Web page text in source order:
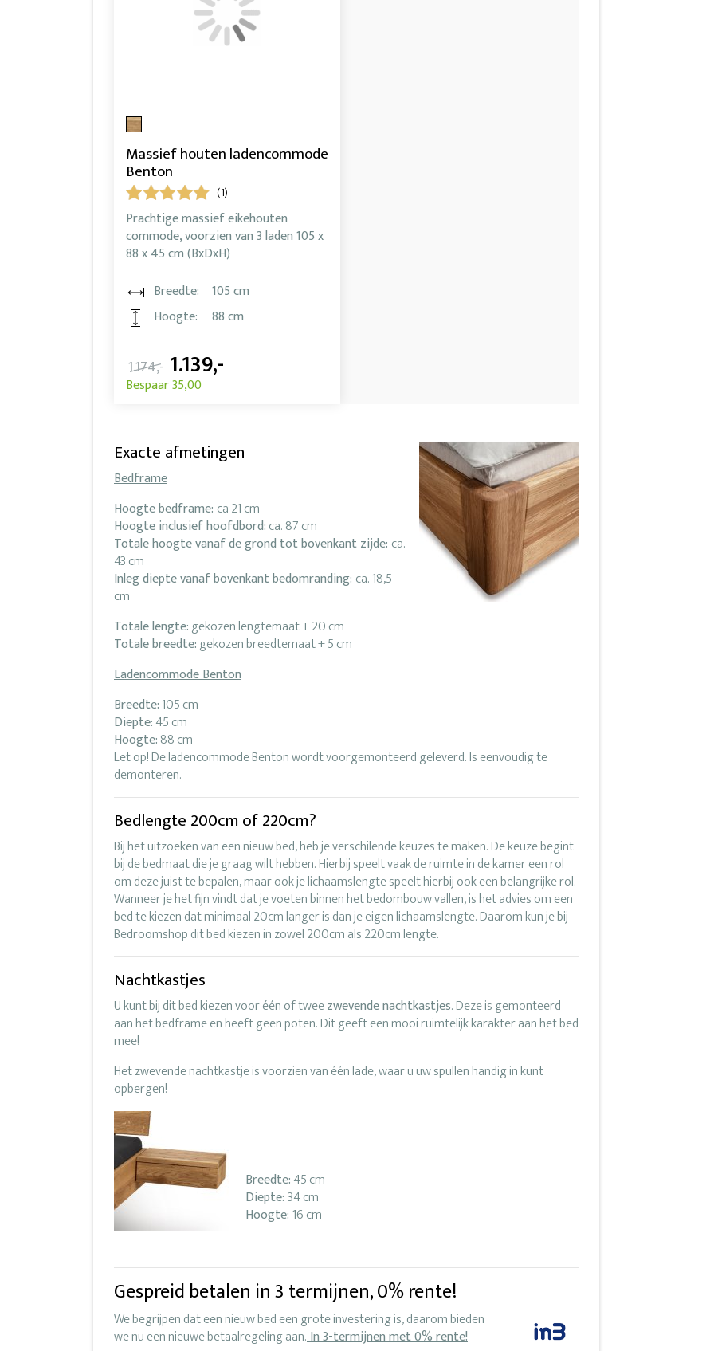
Massief houten ladencommode
Benton
(1)
Prachtige massief eikehouten
commode, voorzien van 3 laden 105 x
88 x 45 cm (BxDxH)
Breedte:
105 cm
Hoogte:
88 cm
1.174,- 1.139,-
Bespaar 35,00
Exacte afmetingen
Bedframe
Hoogte bedframe: ca 21 cm
Hoogte inclusief hoofdbord:ca. 87 cm
Totale hoogte vanaf de grond tot bovenkant zijde: ca.
43 cm
Inleg diepte vanaf bovenkant bedomranding: ca. 18,5
cm
Totale lengte:gekozen lengtemaat + 20 cm
Totale breedte:gekozen breedtemaat + 5 cm
Ladencommode Benton
Breedte:105 cm
Diepte:45 cm
Hoogte:88 cm
Let op! De ladencommode Benton wordt voorgemonteerd geleverd. Is eenvoudig te
demonteren.
Bedlengte 200cm of 220cm?
Bij het uitzoeken van een nieuw bed, heb je verschilende keuzes te maken. De keuze begint
bij de bedmaat die je graag wilt hebben. Hierbij speelt vaak de ruimte in de kamer een rol
om deze juist te bepalen, maar ook je lichaamslengte speelt hierbij ook een belangrijke rol.
Wanneer je het fijn vindt dat je voeten binnen het bedombouw vallen, is het advies om een
bed te kiezen dat minimaal 20cm langer is dan je eigen lichaamslengte. Daarom kun je bij
Bedroomshop dit bed kiezen in zowel 200cm als 220cm lengte.
Nachtkastjes
U kunt bij dit bed kiezen voor één of tweezwevende nachtkastjes. Deze is gemonteerd
aan het bedframe en heeft geen poten. Dit geeft een mooi ruimtelijk karakter aan het bed
mee!
Het zwevende nachtkastje is voorzien van één lade, waar u uw spullen handig in kunt
opbergen!
Breedte:45 cm
Diepte:34 cm
Hoogte:16 cm
Gespreid betalen in 3 termijnen, 0% rente!
We begrijpen dat een nieuw bed een grote investering is, daarom bieden
we nu een nieuwe betaalregeling aan.In 3-termijnen met 0% rente!